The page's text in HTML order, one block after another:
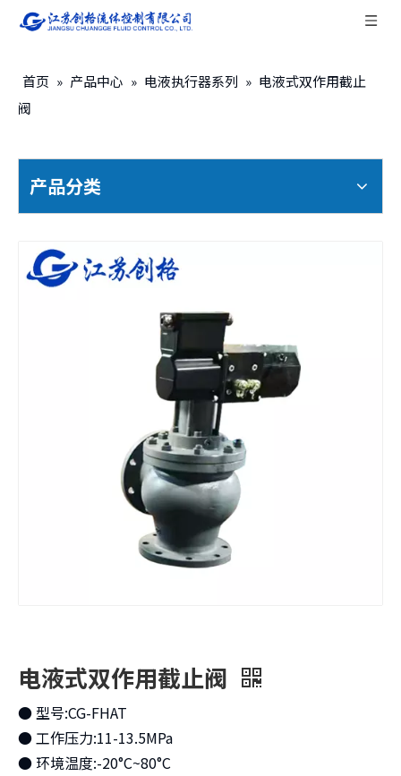
首页 » 产品中心 » 电液执行器系列 » 电液式双作用截止
阀
产品分类
电液式双作用截止阀
● 型号:CG-FHAT
● 工作压力:11-13.5MPa
● 环境温度:-20°C~80°C